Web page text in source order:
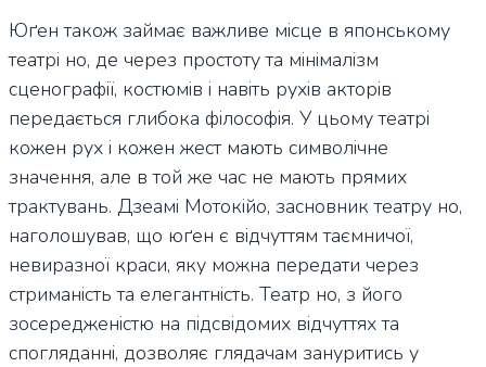
Юґен також займає важливе місце в японському
театрі но, де через простоту та мінімалізм
сценографії, костюмів і навіть рухів акторів
передається глибока філософія. У цьому театрі
кожен рух і кожен жест мають символічне
значення, але в той же час не мають прямих
трактувань. Дзеамі Мотокійо, засновник театру но,
наголошував, що юґен є відчуттям таємничої,
невиразної краси, яку можна передати через
стриманість та елегантність. Театр но, з його
зосередженістю на підсвідомих відчуттях та
спогляданні, дозволяє глядачам зануритись у